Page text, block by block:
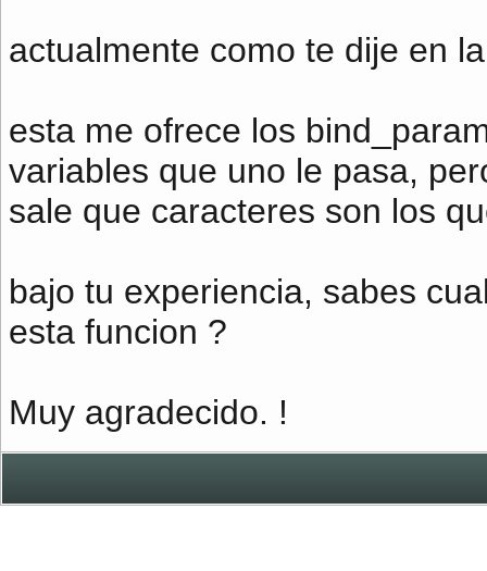
actualmente como te dije en
esta me ofrece los
variables que uno le pasa,
sale que caracteres son los
bajo tu experiencia, sabes
esta funcion ?
Muy agradecido. !